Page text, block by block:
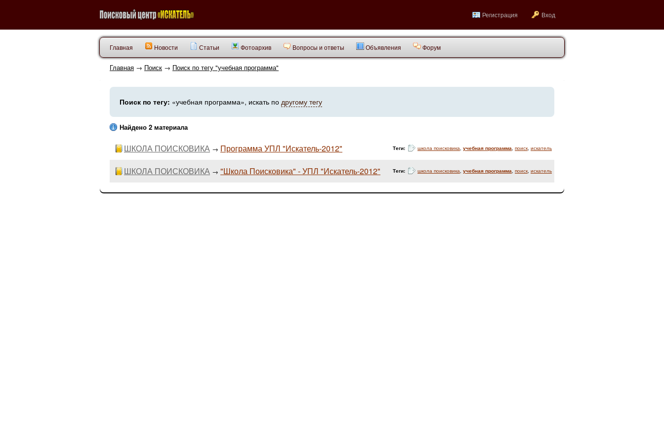
Регистрация Вход
Главная Новости Статьи Фотоархив Вопросы и ответы Объявления Форум
Главная → Поиск → Поиск по тегу "учебная программа"
Поиск по тегу: «учебная программа», искать по другому тегу
Найдено 2 материала
ШКОЛА ПОИСКОВИКА → Программа УПЛ "Искатель-2012" Теги: школа поисковика, учебная программа, поиск, искатель
ШКОЛА ПОИСКОВИКА → "Школа Поисковика" - УПЛ "Искатель-2012" Теги: школа поисковика, учебная программа, поиск, искатель